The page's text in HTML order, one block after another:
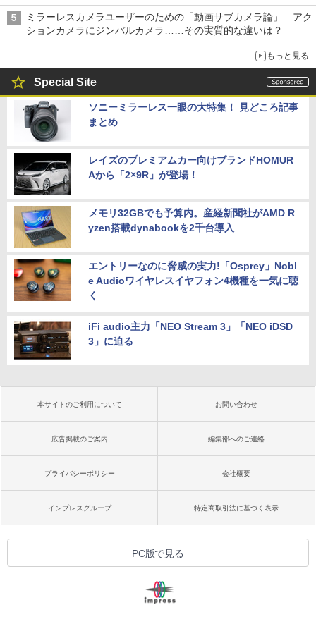
ミラーレスカメラユーザーのための「動画サブカメラ論」 アク
ションカメラにジンバルカメラ……その実質的な違いは？
もっと見る
Special Site
ソニーミラーレス一眼の大特集！ 見どころ記事
まとめ
レイズのプレミアムカー向けブランドHOMUR
Aから「2×9R」が登場！
メモリ32GBでも予算内。産経新聞社がAMD R
yzen搭載dynabookを2千台導入
エントリーなのに脅威の実力!「Osprey」Nobl
e Audioワイヤレスイヤフォン4機種を一気に聴
く
iFi audio主力「NEO Stream 3」「NEO iDSD
3」に迫る
本サイトのご利用について お問い合わせ
広告掲載のご案内 編集部へのご連絡
プライバシーポリシー 会社概要
インプレスグループ 特定商取引法に基づく表示
PC版で見る